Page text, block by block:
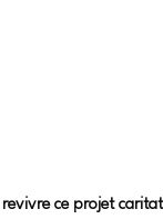
ce projet